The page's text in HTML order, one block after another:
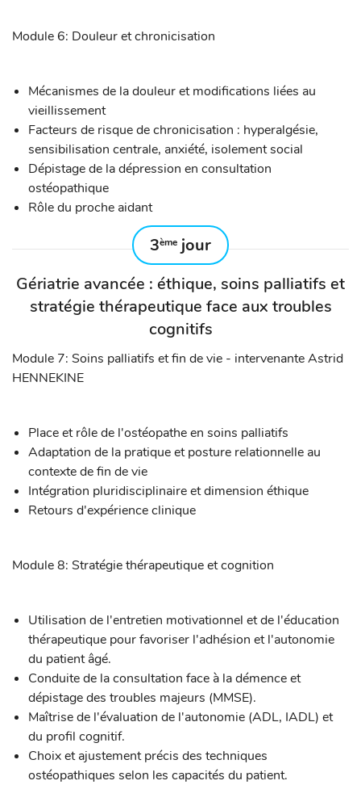
Module 6: Douleur et chronicisation
Mécanismes de la douleur et modifications liées au
vieillissement
Facteurs de risque de chronicisation : hyperalgésie,
sensibilisation centrale, anxiété, isolement social
Dépistage de la dépression en consultation
ostéopathique
Rôle du proche aidant
3ème jour
Gériatrie avancée : éthique, soins palliatifs et
stratégie thérapeutique face aux troubles
cognitifs
Module 7: Soins palliatifs et fin de vie - intervenante Astrid
HENNEKINE
Place et rôle de l'ostéopathe en soins palliatifs
Adaptation de la pratique et posture relationnelle au
contexte de fin de vie
Intégration pluridisciplinaire et dimension éthique
Retours d'expérience clinique
Module 8: Stratégie thérapeutique et cognition
Utilisation de l'entretien motivationnel et de l'éducation
thérapeutique pour favoriser l'adhésion et l'autonomie
du patient âgé.
Conduite de la consultation face à la démence et
dépistage des troubles majeurs (MMSE).
Maîtrise de l'évaluation de l'autonomie (ADL, IADL) et
du profil cognitif.
Choix et ajustement précis des techniques
ostéopathiques selon les capacités du patient.